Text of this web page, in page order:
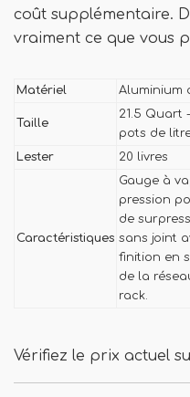
coût supplémentaire.
vraiment ce que vous
Matériel Aluminium
Taille
21.5 Quart
pots de
Lester
20 livres
Caractéristiques
Gauge à
pression
de
sans joint
finition en
de la
rack.
Vérifiez le prix actuel